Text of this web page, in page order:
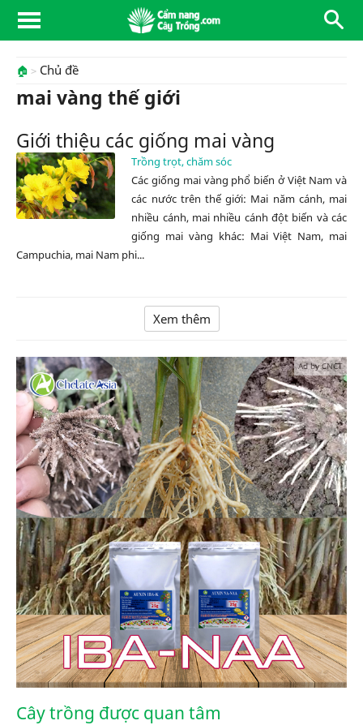
🏠 Chủ đề
mai vàng thế giới
Giới thiệu các giống mai vàng
Trồng trọt, chăm sóc
Các giống mai vàng phổ biến ở Việt Nam và
các nước trên thế giới: Mai năm cánh, mai
nhiều cánh, mai nhiều cánh đột biến và các
giống mai vàng khác: Mai Việt Nam, mai
Campuchia, mai Nam phi...
Xem thêm
Ad by CNCT
Cây trồng được quan tâm